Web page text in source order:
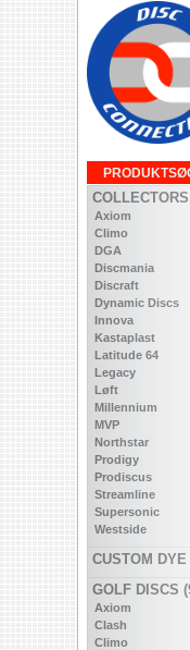
Axiom
Climo
DGA
Discmania
Discraft
Dynamic Discs
Innova
Kastaplast
Latitude 64
Legacy
Løft
Millennium
MVP
Northstar
Prodigy
Prodiscus
Streamline
Supersonic
Westside
CUSTOM
GOLF DISCS
Axiom
Clash
Climo